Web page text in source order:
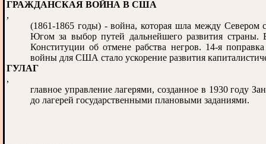
ГРАЖДАНСКАЯ ВОЙНА В США
,
(1861-1865 годы) - война, которая шла между Севером
Югом за выбор путей дальнейшего развития
Конституции об отмене рабства негров. 14-я
войны для США стало ускорение развития
ГУЛАГ
,
главное управление лагерями, созданное в 1930 году
до лагерей государственными плановыми заданиями.